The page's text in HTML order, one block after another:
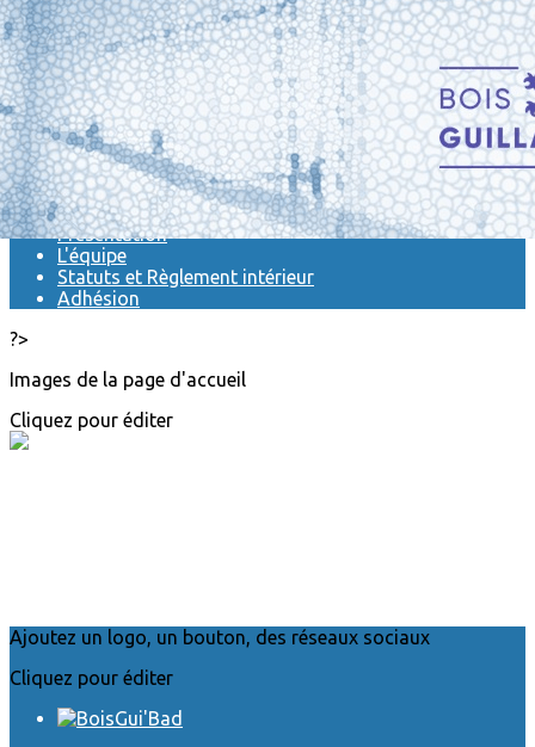
Exporter les lignes sélectionnées
Exporter toutes les colonnes
Exporter uniquement les colonnes affichées
Menu
<
>
Actualités
Présentation
L'équipe
Statuts et Règlement intérieur
Adhésion
?>
Images de la page d'accueil
Cliquez pour éditer
Ajoutez un logo, un bouton, des réseaux sociaux
Cliquez pour éditer